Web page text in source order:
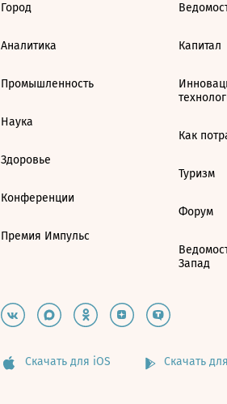
Город
Аналитика
Промышленность
Наука
Здоровье
Конференции
Премия Импульс
Капитал
Как
Туризм
Форум
Запад
Скачать для iOS Скачать